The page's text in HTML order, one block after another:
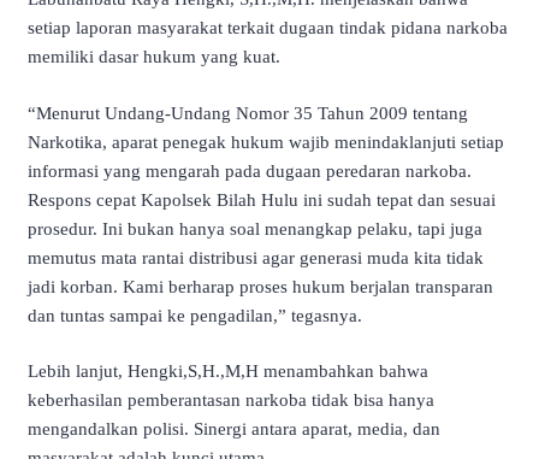
setiap laporan masyarakat terkait dugaan tindak pidana narkoba
memiliki dasar hukum yang kuat.
“Menurut Undang-Undang Nomor 35 Tahun 2009 tentang
Narkotika, aparat penegak hukum wajib menindaklanjuti setiap
informasi yang mengarah pada dugaan peredaran narkoba.
Respons cepat Kapolsek Bilah Hulu ini sudah tepat dan sesuai
prosedur. Ini bukan hanya soal menangkap pelaku, tapi juga
memutus mata rantai distribusi agar generasi muda kita tidak
jadi korban. Kami berharap proses hukum berjalan transparan
dan tuntas sampai ke pengadilan,” tegasnya.
Lebih lanjut, Hengki,S,H.,M,H menambahkan bahwa
keberhasilan pemberantasan narkoba tidak bisa hanya
mengandalkan polisi. Sinergi antara aparat, media, dan